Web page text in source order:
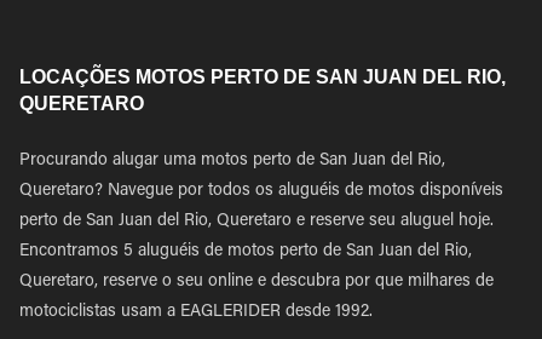
LOCAÇÕES MOTOS PERTO DE SAN JUAN DEL RIO,
QUERETARO
Procurando alugar uma motos perto de San Juan del Rio,
Queretaro? Navegue por todos os aluguéis de motos disponíveis
perto de San Juan del Rio, Queretaro e reserve seu aluguel hoje.
Encontramos 5 aluguéis de motos perto de San Juan del Rio,
Queretaro, reserve o seu online e descubra por que milhares de
motociclistas usam a EAGLERIDER desde 1992.